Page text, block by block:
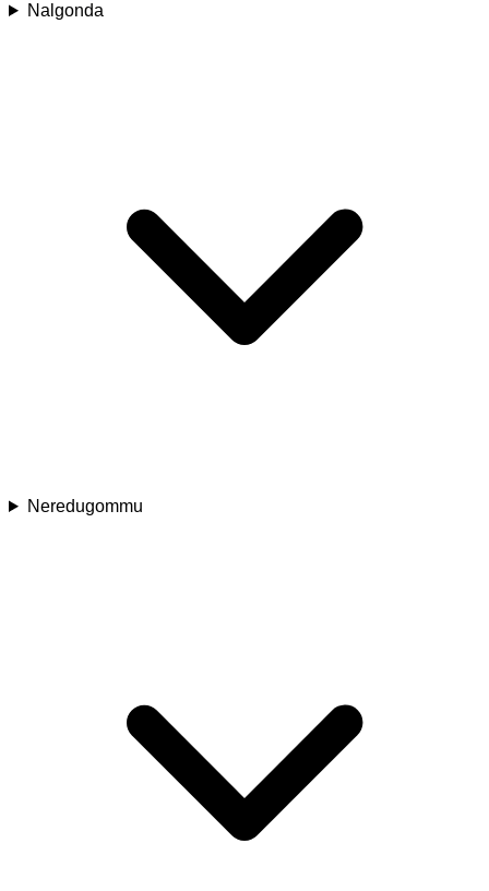
Nalgonda
Neredugommu